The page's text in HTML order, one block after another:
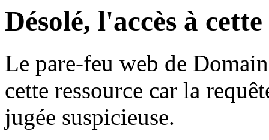
Désolé, l'accès à
Le pare-feu web de
cette ressource car la
jugée suspicieuse.